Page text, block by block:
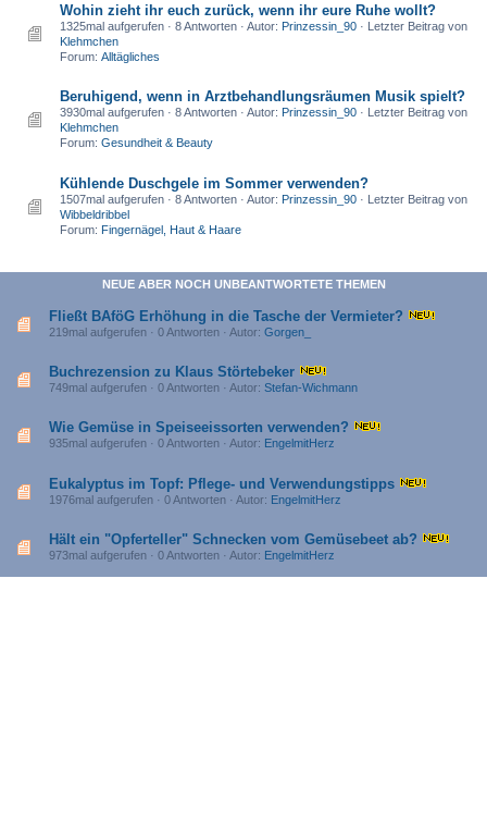
Wohin zieht ihr euch zurück, wenn ihr eure Ruhe wollt?
1325mal aufgerufen · 8 Antworten · Autor: Prinzessin_90 · Letzter Beitrag von
Klehmchen
Forum: Alltägliches
Beruhigend, wenn in Arztbehandlungsräumen Musik spielt?
3930mal aufgerufen · 8 Antworten · Autor: Prinzessin_90 · Letzter Beitrag von
Klehmchen
Forum: Gesundheit & Beauty
Kühlende Duschgele im Sommer verwenden?
1507mal aufgerufen · 8 Antworten · Autor: Prinzessin_90 · Letzter Beitrag von
Wibbeldribbel
Forum: Fingernägel, Haut & Haare
NEUE ABER NOCH UNBEANTWORTETE THEMEN
Fließt BAföG Erhöhung in die Tasche der Vermieter?
219mal aufgerufen · 0 Antworten · Autor: Gorgen_
Buchrezension zu Klaus Störtebeker
749mal aufgerufen · 0 Antworten · Autor: Stefan-Wichmann
Wie Gemüse in Speiseeissorten verwenden?
935mal aufgerufen · 0 Antworten · Autor: EngelmitHerz
Eukalyptus im Topf: Pflege- und Verwendungstipps
1976mal aufgerufen · 0 Antworten · Autor: EngelmitHerz
Hält ein "Opferteller" Schnecken vom Gemüsebeet ab?
973mal aufgerufen · 0 Antworten · Autor: EngelmitHerz